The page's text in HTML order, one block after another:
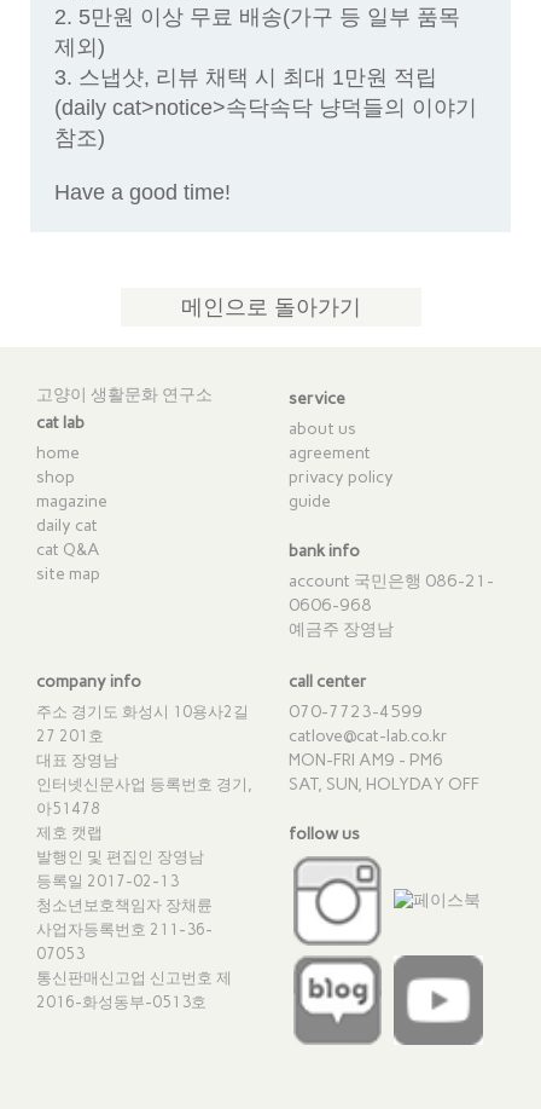
2. 5만원 이상 무료 배송(가구 등 일부 품목
제외)
3. 스냅샷, 리뷰 채택 시 최대 1만원 적립
(daily cat>notice>속닥속닥 냥덕들의 이야기
참조)
Have a good time!​
메인으로 돌아가기
고양이 생활문화 연구소
cat lab
home
shop
magazine
daily cat
cat Q&A
site map
service
about us
agreement
privacy policy
guide
bank info
account 국민은행 086-21-
0606-968
예금주 장영남
company info
주소 경기도 화성시 10용사2길
27 201호
대표 장영남
인터넷신문사업 등록번호 경기,
아51478
제호 캣랩
발행인 및 편집인 장영남
등록일 2017-02-13
청소년보호책임자 장채륜
사업자등록번호 211-36-
07053
통신판매신고업 신고번호 제
2016-화성동부-0513호
call center
070-7723-4599
catlove@cat-lab.co.kr
MON-FRI AM9 - PM6
SAT, SUN, HOLYDAY OFF
follow us